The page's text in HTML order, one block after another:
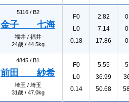
5116 / B2
金子 七海
福井 / 福井
24歳 / 44.5kg
F0
L0
0.18
2.82
7.14
17.86
4845 / B1
前田 紗希
埼玉 / 埼玉
31歳 / 47.0kg
F0
L0
0.14
5.55
36.99
50.68